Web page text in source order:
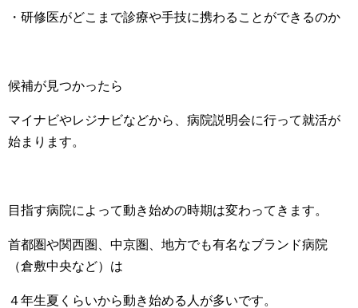
・研修医がどこまで診療や手技に携わることができるのか
候補が見つかったら
マイナビやレジナビなどから、病院説明会に行って就活が
始まります。
目指す病院によって動き始めの時期は変わってきます。
首都圏や関西圏、中京圏、地方でも有名なブランド病院
（倉敷中央など）は
４年生夏くらいから動き始める人が多いです。